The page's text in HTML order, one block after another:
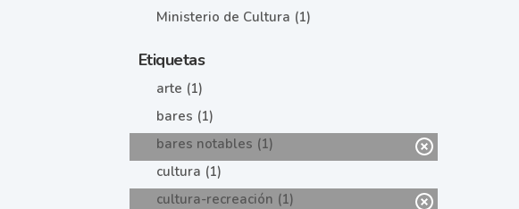
Ministerio de Cultura (1)
Etiquetas
arte (1)
bares (1)
bares notables (1)
cultura (1)
cultura-recreación (1)